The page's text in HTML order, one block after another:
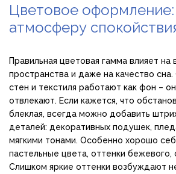
Цветовое оформление:
атмосферу
Правильная цветовая гамма влияет на
пространства и даже на качество
стен и текстиля работают как фон –
отвлекают. Если кажется, что
блеклая, всегда можно добавить
деталей: декоративных подушек,
мягкими тонами. Особенно хорошо
пастельные цвета, оттенки бежевого,
Слишком яркие оттенки возбуждают